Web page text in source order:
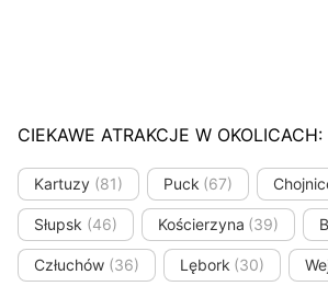
CIEKAWE ATRAKCJE W OKOLICACH:
Kartuzy (81) Puck (67)
Słupsk (46) Kościerzyna (39)
Człuchów (36) Lębork (30)